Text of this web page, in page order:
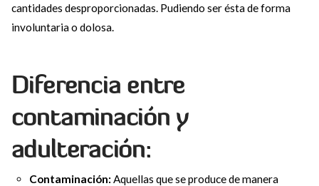
cantidades desproporcionadas. Pudiendo ser ésta de forma
involuntaria o dolosa.
Diferencia entre
contaminación y
adulteración:
Contaminación: Aquellas que se produce de manera